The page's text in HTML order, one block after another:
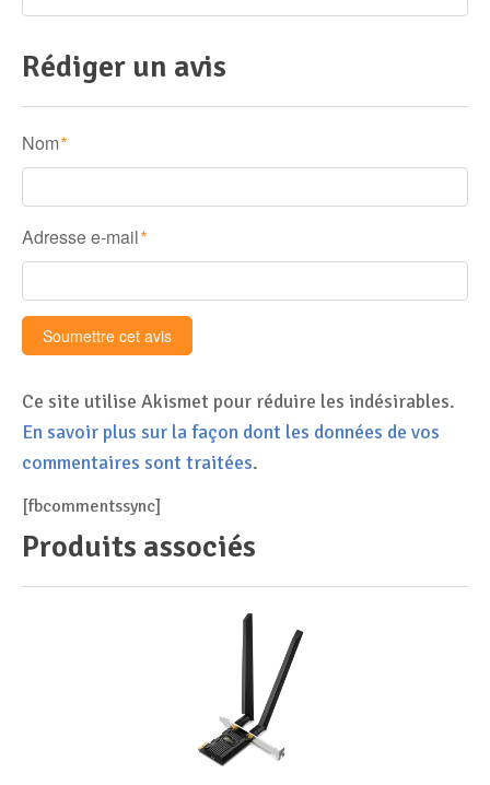
Rédiger un avis
Nom *
Adresse e-mail *
Ce site utilise Akismet pour réduire les indésirables.
En savoir plus sur la façon dont les données de vos
commentaires sont traitées.
[fbcommentssync]
Produits associés